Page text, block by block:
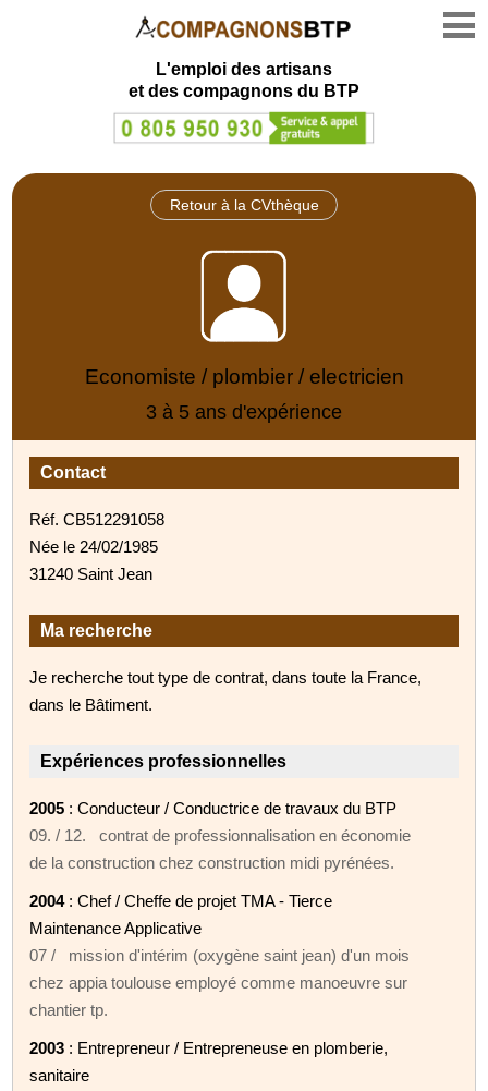
L'emploi des artisans
et des compagnons du BTP
Retour à la CVthèque
Economiste / plombier / electricien
3 à 5 ans d'expérience
Contact
Réf. CB512291058
Née le 24/02/1985
31240 Saint Jean
Ma recherche
Je recherche tout type de contrat, dans toute la France,
dans le Bâtiment.
Expériences professionnelles
2005 : Conducteur / Conductrice de travaux du BTP
09. / 12. contrat de professionnalisation en économie
de la construction chez construction midi pyrénées.
2004: Chef / Cheffe de projet TMA - Tierce
Maintenance Applicative
07 / mission d'intérim (oxygène saint jean) d'un mois
chez appia toulouse employé comme manoeuvre sur
chantier tp.
2003 : Entrepreneur / Entrepreneuse en plomberie,
sanitaire